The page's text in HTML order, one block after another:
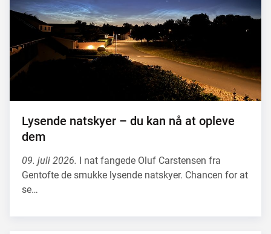
Lysende natskyer – du kan nå at opleve
dem
09. juli 2026. I nat fangede Oluf Carstensen fra
Gentofte de smukke lysende natskyer. Chancen for at
se…